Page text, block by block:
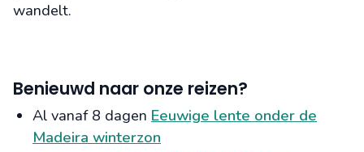
wandelt.
Benieuwd naar onze reizen?
Al vanaf 8 dagen Eeuwige lente onder de
Madeira winterzon